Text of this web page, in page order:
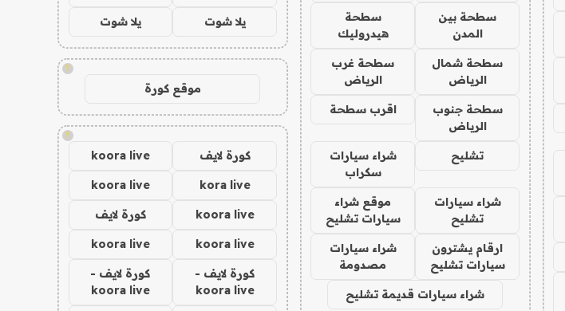
سطحة بين
المدن
سطحة
هيدروليك
سطحة شمال
الرياض
سطحة غرب
الرياض
سطحة جنوب
الرياض
اقرب سطحة
تشليح
شراء سيارات
سكراب
شراء سيارات
تشليح
موقع شراء
سيارات تشليح
ارقام يشترون
سيارات تشليح
شراء سيارات
مصدومة
شراء سيارات قديمة تشليح
يلا شوت يلا شوت
!
موقع كورة
!
كورة لايف koora live
kora live
koora live
koora live كورة لايف
koora live
koora live
كورة لايف -
koora live
كورة لايف -
koora live